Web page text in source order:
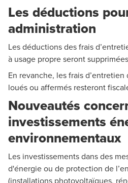
Les déductions
administration
Les déductions des frais
à usage propre seront
En revanche, les frais
loués ou affermés resteront
Nouveautés
investissements
environnementaux
Les investissements dans des
d'énergie ou de protection de
(installations photovoltaïques,